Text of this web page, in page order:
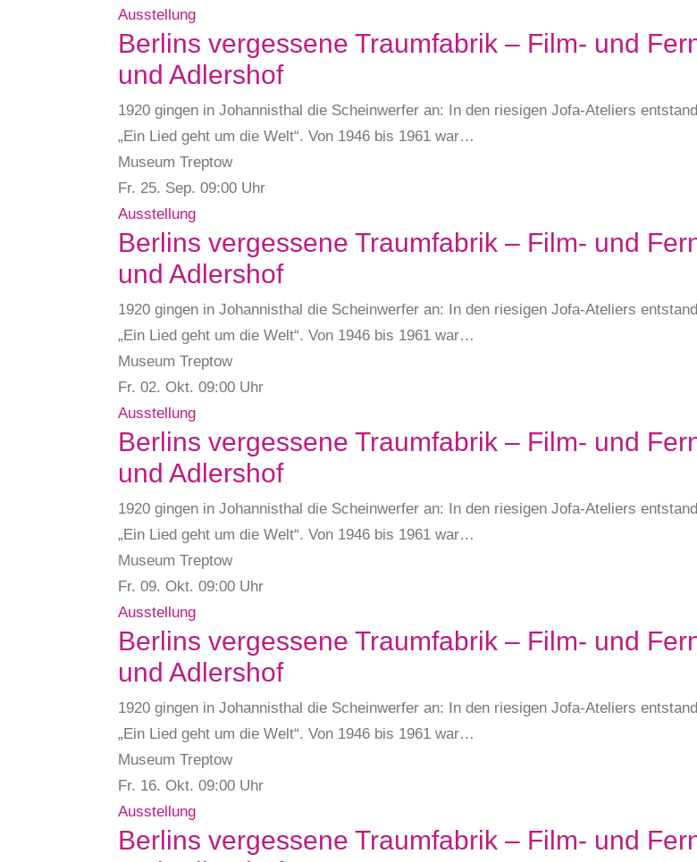
Ausstellung
Berlins vergessene Traumfabrik – Film- und
und Adlershof
1920 gingen in Johannisthal die Scheinwerfer an: In den riesigen Jofa-Ateliers
„Ein Lied geht um die Welt“. Von 1946 bis 1961 war…
Museum Treptow
Fr. 25. Sep. 09:00 Uhr
Ausstellung
Berlins vergessene Traumfabrik – Film- und
und Adlershof
1920 gingen in Johannisthal die Scheinwerfer an: In den riesigen Jofa-Ateliers
„Ein Lied geht um die Welt“. Von 1946 bis 1961 war…
Museum Treptow
Fr. 02. Okt. 09:00 Uhr
Ausstellung
Berlins vergessene Traumfabrik – Film- und
und Adlershof
1920 gingen in Johannisthal die Scheinwerfer an: In den riesigen Jofa-Ateliers
„Ein Lied geht um die Welt“. Von 1946 bis 1961 war…
Museum Treptow
Fr. 09. Okt. 09:00 Uhr
Ausstellung
Berlins vergessene Traumfabrik – Film- und
und Adlershof
1920 gingen in Johannisthal die Scheinwerfer an: In den riesigen Jofa-Ateliers
„Ein Lied geht um die Welt“. Von 1946 bis 1961 war…
Museum Treptow
Fr. 16. Okt. 09:00 Uhr
Ausstellung
Berlins vergessene Traumfabrik – Film- und